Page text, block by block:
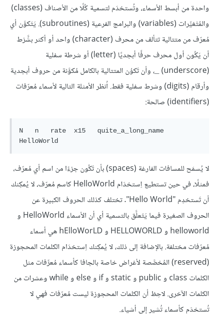
واحدة من أبسط الأسماء، وتُستخدَم لتسمية كُلًا من الأصناف (classes)
والمُتْغيِّرات (variables) والبرامج الفرعية (subroutines). يَتَكوَّن أي
مُعرّف من متتالية تتألف من محرف (character) واحد أو أكثر بشَّرْط
أن يَكُون أول محرف حرفًا أبجديًا (letter) أو شرطة سفلية
(underscore)
، وأن تَكوُن المتتالية بالكامل مُكوَّنة من حروف أبجدية
وأرقام (digits) وشرط سفلية فقط. اُنظر الأمثلة التالية لأسماء مُعرّفات
(identifiers) صالحة:
N   n   rate  x15   quite_a_long_name
لا يُسمَح للمسافات الفارغة (spaces) بأن تَكُون جزءًا من اسم أي مُعرّف،
فمثلًا، في حين تستطيع اِستخدَام HelloWorld كاسم مُعرّف، لا يُمكِنك
أن تَستخدِم "Hello World". تختلف كذلك الحروف الكبيرة عن
الحروف الصغيرة فيما يَتَعلَّق بالتسمية أي أن الأسماء HelloWorld و
helloworld و HELLOWORLD و hElloWorLD هي أسماء
مُعرّفات مختلفة. بالإضافة إلى ذلك، لا يُمكِنك اِستخدَام الكلمات المحجوزة
(reserved) المُخصَّصة لأغراض خاصة بالجافا كأسماء مُعرِّفات مثل
الكلمات class و public و static و if و else و while وعشرات من
الكلمات الآخرى. لاحِظ أن الكلمات المحجوزة ليست مُعرّفات فهي لا
تُستخدَم كأسماء تُشير إلى أشياء.